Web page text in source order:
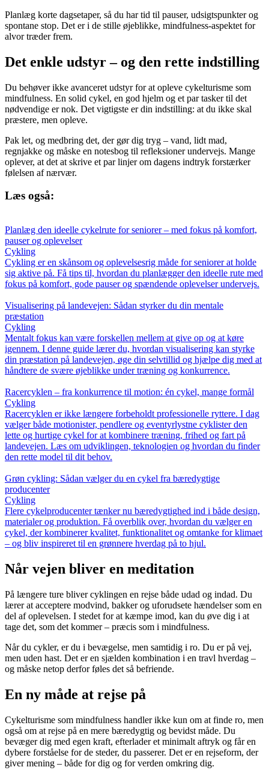
Planlæg korte dagsetaper, så du har tid til pauser, udsigtspunkter og
spontane stop. Det er i de stille øjeblikke, mindfulness-aspektet for
alvor træder frem.
Det enkle udstyr – og den rette indstilling
Du behøver ikke avanceret udstyr for at opleve cykelturisme som
mindfulness. En solid cykel, en god hjelm og et par tasker til det
nødvendige er nok. Det vigtigste er din indstilling: at du ikke skal
præstere, men opleve.
Pak let, og medbring det, der gør dig tryg – vand, lidt mad,
regnjakke og måske en notesbog til refleksioner undervejs. Mange
oplever, at det at skrive et par linjer om dagens indtryk forstærker
følelsen af nærvær.
Læs også:
Planlæg den ideelle cykelrute for seniorer – med fokus på komfort,
pauser og oplevelser
Cykling
Cykling er en skånsom og oplevelsesrig måde for seniorer at holde
sig aktive på. Få tips til, hvordan du planlægger den ideelle rute med
fokus på komfort, gode pauser og spændende oplevelser undervejs.
Visualisering på landevejen: Sådan styrker du din mentale
præstation
Cykling
Mentalt fokus kan være forskellen mellem at give op og at køre
igennem. I denne guide lærer du, hvordan visualisering kan styrke
din præstation på landevejen, øge din selvtillid og hjælpe dig med at
håndtere de svære øjeblikke under træning og konkurrence.
Racercyklen – fra konkurrence til motion: én cykel, mange formål
Cykling
Racercyklen er ikke længere forbeholdt professionelle ryttere. I dag
vælger både motionister, pendlere og eventyrlystne cyklister den
lette og hurtige cykel for at kombinere træning, frihed og fart på
landevejen. Læs om udviklingen, teknologien og hvordan du finder
den rette model til dit behov.
Grøn cykling: Sådan vælger du en cykel fra bæredygtige
producenter
Cykling
Flere cykelproducenter tænker nu bæredygtighed ind i både design,
materialer og produktion. Få overblik over, hvordan du vælger en
cykel, der kombinerer kvalitet, funktionalitet og omtanke for klimaet
– og bliv inspireret til en grønnere hverdag på to hjul.
Når vejen bliver en meditation
På længere ture bliver cyklingen en rejse både udad og indad. Du
lærer at acceptere modvind, bakker og uforudsete hændelser som en
del af oplevelsen. I stedet for at kæmpe imod, kan du øve dig i at
tage det, som det kommer – præcis som i mindfulness.
Når du cykler, er du i bevægelse, men samtidig i ro. Du er på vej,
men uden hast. Det er en sjælden kombination i en travl hverdag –
og måske netop derfor føles det så befriende.
En ny måde at rejse på
Cykelturisme som mindfulness handler ikke kun om at finde ro, men
også om at rejse på en mere bæredygtig og bevidst måde. Du
bevæger dig med egen kraft, efterlader et minimalt aftryk og får en
dybere forståelse for de steder, du passerer. Det er en rejseform, der
giver mening – både for dig og for verden omkring dig.